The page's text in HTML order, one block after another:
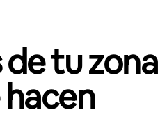
tu zona